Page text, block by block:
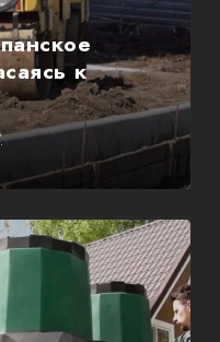
к